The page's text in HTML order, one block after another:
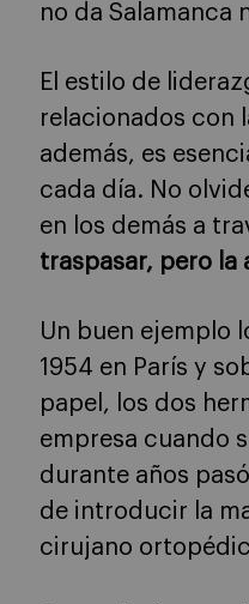
no da Salamanca
El estilo de
relacionados con
además, es
cada día. No
en los demás a
traspasar, pero la
Un buen ejemplo
1954 en París y
papel, los dos
empresa cuando
durante años
de introducir la
cirujano